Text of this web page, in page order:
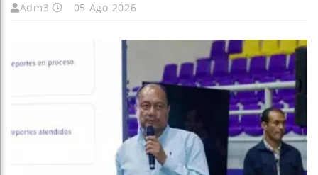
Adm3 05 Ago 2026